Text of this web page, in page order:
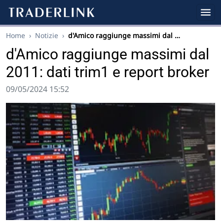
Home › Notizie › d'Amico raggiunge massimi dal …
d'Amico raggiunge massimi dal
2011: dati trim1 e report broker
09/05/2024 15:52